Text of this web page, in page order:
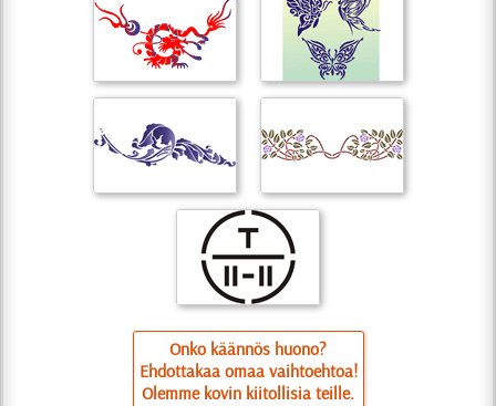
Onko käännös huono?
Ehdottakaa omaa vaihtoehtoa!
Olemme kovin kiitollisia teille.